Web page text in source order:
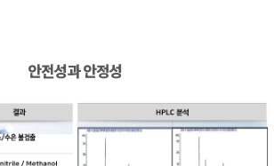
안전성과 안정성